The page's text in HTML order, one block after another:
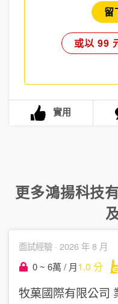
留
或以 99
實用
更多鴻揚科技
面試經驗 · 2026 年 8 月
0 ~ 6萬 / 月1.0 分
牧菓國際有限公司